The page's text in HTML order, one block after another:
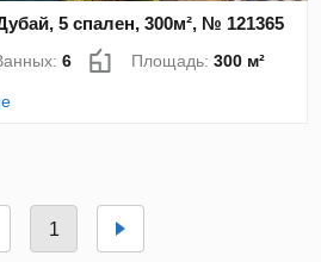
5 спален, 300м², № 121365
6 Площадь:300 м²
1